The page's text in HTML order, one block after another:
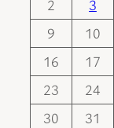
2
3
9
10
16
17
23
24
30
31